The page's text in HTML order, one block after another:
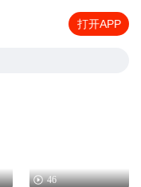
打开APP
46